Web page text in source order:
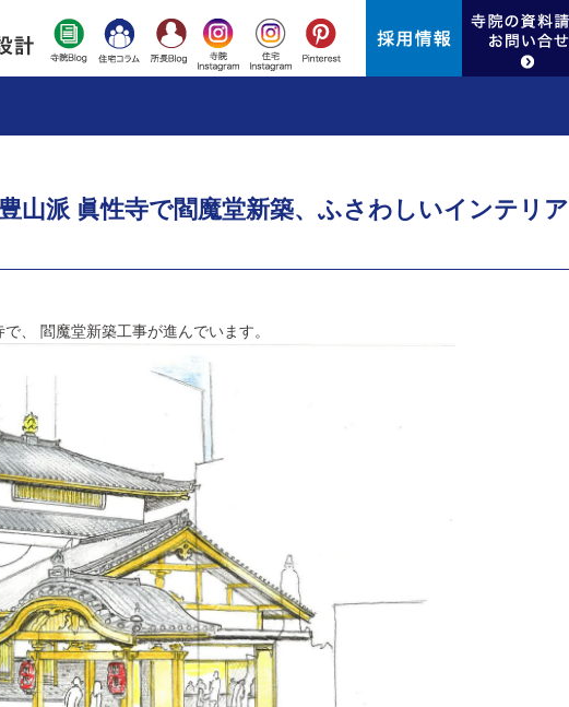
山派 眞性寺で閻魔堂新築、ふさわしいインテリア
、 閻魔堂新築工事が進んでいます。